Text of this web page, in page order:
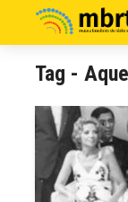
Tag -